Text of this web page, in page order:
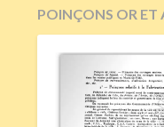
POINÇONS OR ET